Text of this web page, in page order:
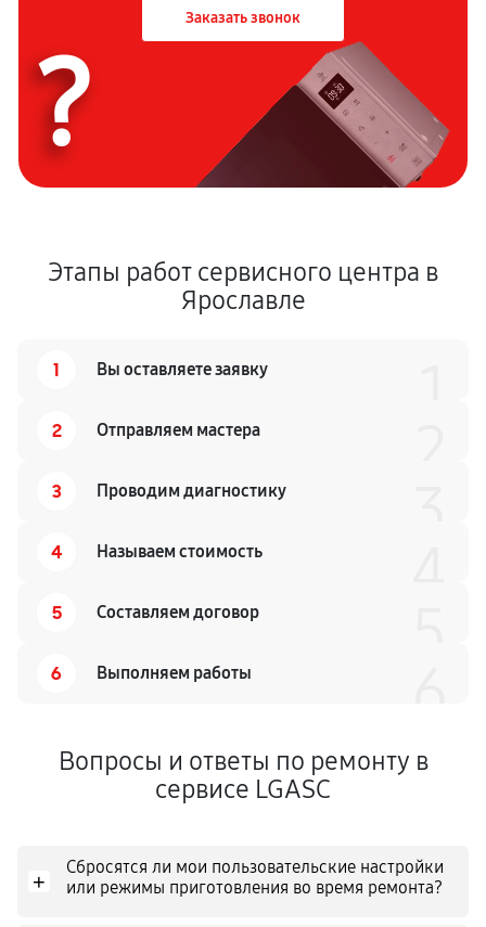
Заказать звонок
?
Этапы работ сервисного центра в
Ярославле
1 Вы оставляете заявку
2 Отправляем мастера
3 Проводим диагностику
4 Называем стоимость
5 Составляем договор
6 Выполняем работы
Вопросы и ответы по ремонту в
сервисе LGASC
+
Сбросятся ли мои пользовательские настройки
или режимы приготовления во время ремонта?